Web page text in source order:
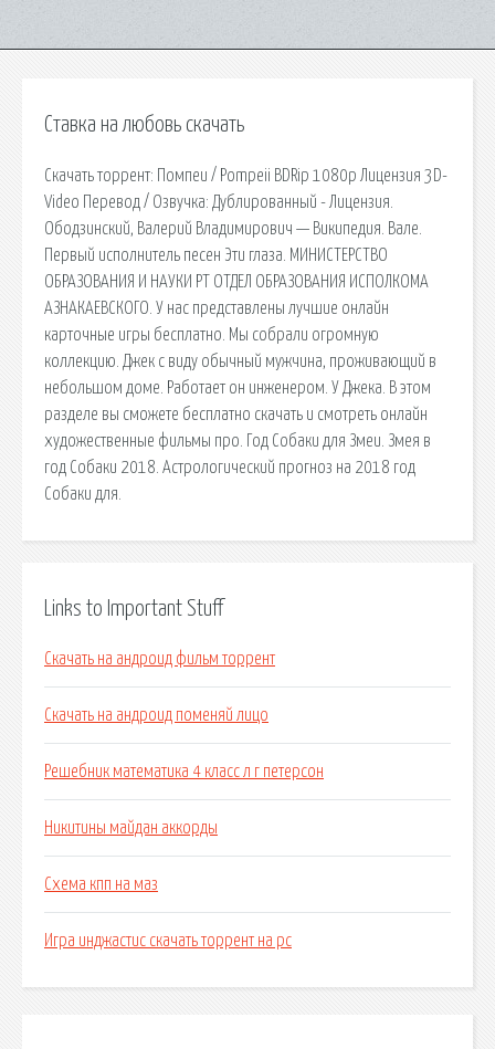
Ставка на любовь скачать
Скачать торрент: Помпеи / Pompeii BDRip 1080p Лицензия 3D-
Video Перевод / Озвучка: Дублированный - Лицензия.
Ободзинский, Валерий Владимирович — Википедия. Вале.
Первый исполнитель песен Эти глаза. МИНИСТЕРСТВО
ОБРАЗОВАНИЯ И НАУКИ РТ ОТДЕЛ ОБРАЗОВАНИЯ ИСПОЛКОМА
АЗНАКАЕВСКОГО. У нас представлены лучшие онлайн
карточные игры бесплатно. Мы собрали огромную
коллекцию. Джек с виду обычный мужчина, проживающий в
небольшом доме. Работает он инженером. У Джека. В этом
разделе вы сможете бесплатно скачать и смотреть онлайн
художественные фильмы про. Год Собаки для Змеи. Змея в
год Собаки 2018. Астрологический прогноз на 2018 год
Собаки для.
Links to Important Stuff
Скачать на андроид фильм торрент
Скачать на андроид поменяй лицо
Решебник математика 4 класс л г петерсон
Никитины майдан аккорды
Схема кпп на маз
Игра инджастис скачать торрент на pc